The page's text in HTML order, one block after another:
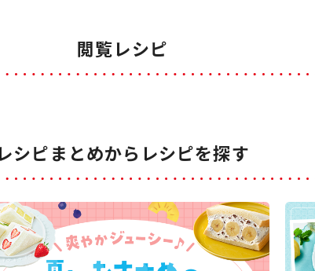
閲覧レシピ
シピまとめからレシピを探す